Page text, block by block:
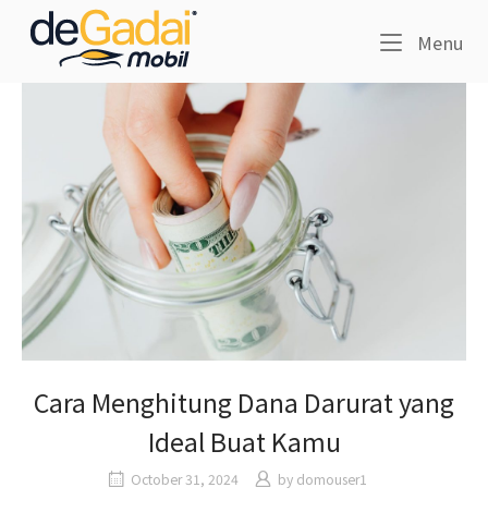
content
Home
Menu
Cara Menghitung Dana Darurat yang
Ideal Buat Kamu
October 31, 2024 by domouser1